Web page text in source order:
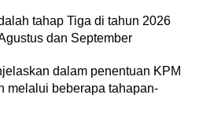
tahap Tiga di tahun 2026
dan September
dalam penentuan KPM
melalui beberapa tahapan-